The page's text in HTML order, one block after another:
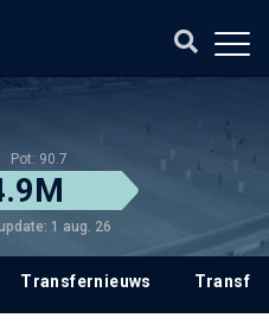
Pot: 90.7
1 aug. 26
Transfernieuws